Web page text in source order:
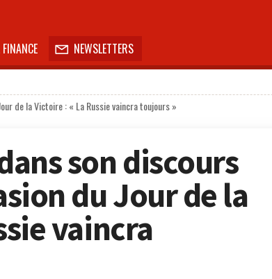
 NEWSLETTERS
de la Victoire : « La Russie vaincra toujours »
son discours
du Jour de la
vaincra